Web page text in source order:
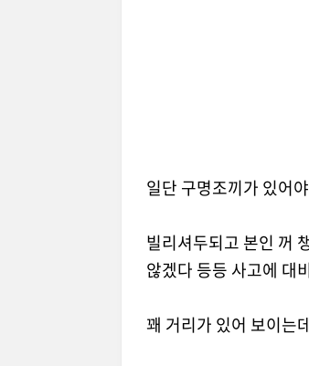
일단 구명조끼가 있어
빌리셔두되고 본인 꺼
않겠다 등등 사고에 대
꽤 거리가 있어 보이는